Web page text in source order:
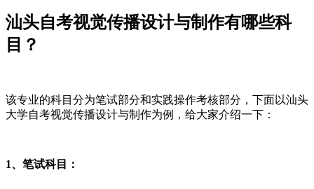
汕头自考视觉传播设计与制作有哪些科
目？
该专业的科目分为笔试部分和实践操作考核部分，下面以汕头
大学自考视觉传播设计与制作为例，给大家介绍一下：
1、笔试科目：